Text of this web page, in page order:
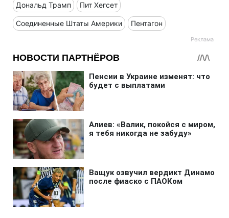
Дональд Трамп Пит Хегсет
Соединенные Штаты Америки Пентагон